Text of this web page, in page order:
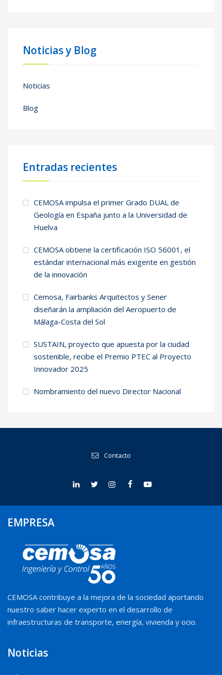
Noticias y Blog
Noticias
Blog
Entradas recientes
CEMOSA impulsa el primer Grado DUAL de
Geología en España junto a la Universidad de
Huelva
CEMOSA obtiene la certificación ISO 56001, el
estándar internacional más exigente en gestión
de la innovación
Cemosa, Fairbanks Arquitectos y Sener
diseñarán la ampliación del Aeropuerto de
Málaga-Costa del Sol
SUSTAIN, proyecto que apuesta por la ciudad
sostenible, recibe el Premio PTEC al Proyecto
Innovador 2025
Nombramiento del nuevo Director Nacional
Contacto
EMPRESA
CEMOSA contribuye a la mejora de la sociedad aportando
nuestro saber hacer experto en el desarrollo de
infraestructuras de transporte, energía, vivienda y ocio.
Noticias